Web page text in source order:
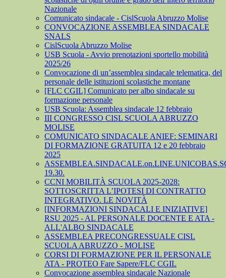
Nazionale
Comunicato sindacale - CislScuola Abruzzo Molise
CONVOCAZIONE ASSEMBLEA SINDACALE
SNALS
CislScuola Abruzzo Molise
USB Scuola - Avvio prenotazioni sportello mobilità
2025/26
Convocazione di un’assemblea sindacale telematica, del
personale delle istituzioni scolastiche montane
[FLC CGIL] Comunicato per albo sindacale su
formazione personale
USB Scuola: Assemblea sindacale 12 febbraio
III CONGRESSO CISL SCUOLA ABRUZZO
MOLISE
COMUNICATO SINDACALE ANIEF: SEMINARI
DI FORMAZIONE GRATUITA 12 e 20 febbraio
2025
19.30.
CCNI MOBILITÀ SCUOLA 2025-2028:
SOTTOSCRITTA L’IPOTESI DI CONTRATTO
INTEGRATIVO. LE NOVITÀ
[INFORMAZIONI SINDACALI E INIZIATIVE]
RSU 2025 - AL PERSONALE DOCENTE E ATA -
ALL'ALBO SINDACALE
ASSEMBLEA PRECONGRESSUALE CISL
SCUOLA ABRUZZO - MOLISE
CORSI DI FORMAZIONE PER IL PERSONALE
ATA - PROTEO Fare Sapere/FLC CGIL
Convocazione assemblea sindacale Nazionale